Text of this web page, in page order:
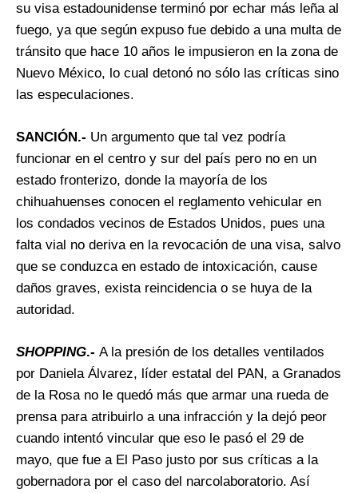
su visa estadounidense terminó por echar más leña al
fuego, ya que según expuso fue debido a una multa de
tránsito que hace 10 años le impusieron en la zona de
Nuevo México, lo cual detonó no sólo las críticas sino
las especulaciones.
SANCIÓN.- Un argumento que tal vez podría
funcionar en el centro y sur del país pero no en un
estado fronterizo, donde la mayoría de los
chihuahuenses conocen el reglamento vehicular en
los condados vecinos de Estados Unidos, pues una
falta vial no deriva en la revocación de una visa, salvo
que se conduzca en estado de intoxicación, cause
daños graves, exista reincidencia o se huya de la
autoridad.
SHOPPING.- A la presión de los detalles ventilados
por Daniela Álvarez, líder estatal del PAN, a Granados
de la Rosa no le quedó más que armar una rueda de
prensa para atribuirlo a una infracción y la dejó peor
cuando intentó vincular que eso le pasó el 29 de
mayo, que fue a El Paso justo por sus críticas a la
gobernadora por el caso del narcolaboratorio. Así